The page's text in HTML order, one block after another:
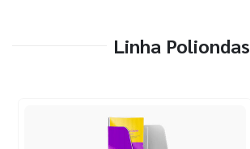
Linha Poliondas